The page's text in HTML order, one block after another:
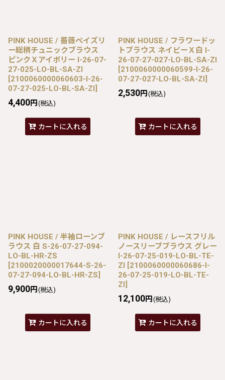
PINK HOUSE / 薔薇ペイズリ
ー総柄チュニックブラウス
ピンクＸアイボリー I-26-07-
27-025-LO-BL-SA-ZI
[2100060000060603-I-26-
07-27-025-LO-BL-SA-ZI]
4,400円 (税込)
カートに入れる
PINK HOUSE / フラワードッ
トブラウス ネイビーＸ白 I-
26-07-27-027-LO-BL-SA-ZI
[2100060000060599-I-26-
07-27-027-LO-BL-SA-ZI]
2,530円 (税込)
カートに入れる
PINK HOUSE / 半袖ローンブ
ラウス 白 S-26-07-27-094-
LO-BL-HR-ZS
[2100020000017644-S-26-
07-27-094-LO-BL-HR-ZS]
9,900円 (税込)
カートに入れる
PINK HOUSE / レースフリル
ノースリーブブラウス グレー
I-26-07-25-019-LO-BL-TE-
ZI [2100060000060686-I-
26-07-25-019-LO-BL-TE-
ZI]
12,100円 (税込)
カートに入れる